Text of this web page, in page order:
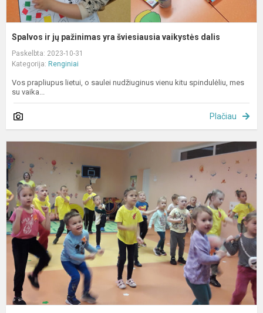
Spalvos ir jų pažinimas yra šviesiausia vaikystės dalis
Paskelbta: 2023-10-31
Kategorija: Renginiai
Vos prapliupus lietui, o saulei nudžiuginus vienu kitu spindulėliu, mes
su vaika...
Plačiau